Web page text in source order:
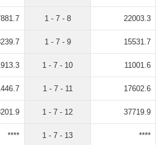
****
1 - 7 - 8 22003.3
1 - 7 - 9 15531.7
1 - 7 - 10 11001.6
1 - 7 - 11 17602.6
1 - 7 - 12 37719.9
1 - 7 - 13 ****